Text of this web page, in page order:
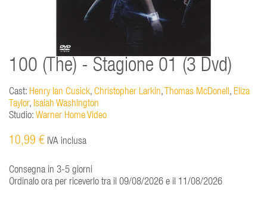
100 (The) - Stagione 01 (3 Dvd)
Cast: Henry Ian Cusick, Christopher Larkin, Thomas McDonell, Eliza
Taylor, Isaiah Washington
Studio: Warner Home Video
10,99 € IVA inclusa
Consegna in 3-5 giorni
Ordinalo ora per riceverlo tra il 09/08/2026 e il 11/08/2026